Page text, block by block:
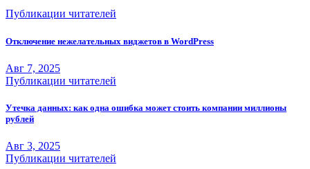
Публикации читателей
Отключение нежелательных виджетов в WordPress
Авг 7, 2025
Публикации читателей
Утечка данных: как одна ошибка может стоить компании миллионы
рублей
Авг 3, 2025
Публикации читателей